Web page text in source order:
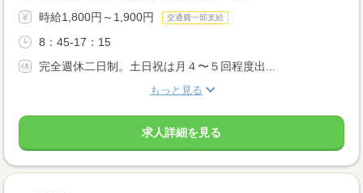
時給1,800円～1,900円 交通費一部支給
8：45-17：15
完全週休二日制。土日祝は月４〜５回程度出...
もっと見る
求人詳細を見る